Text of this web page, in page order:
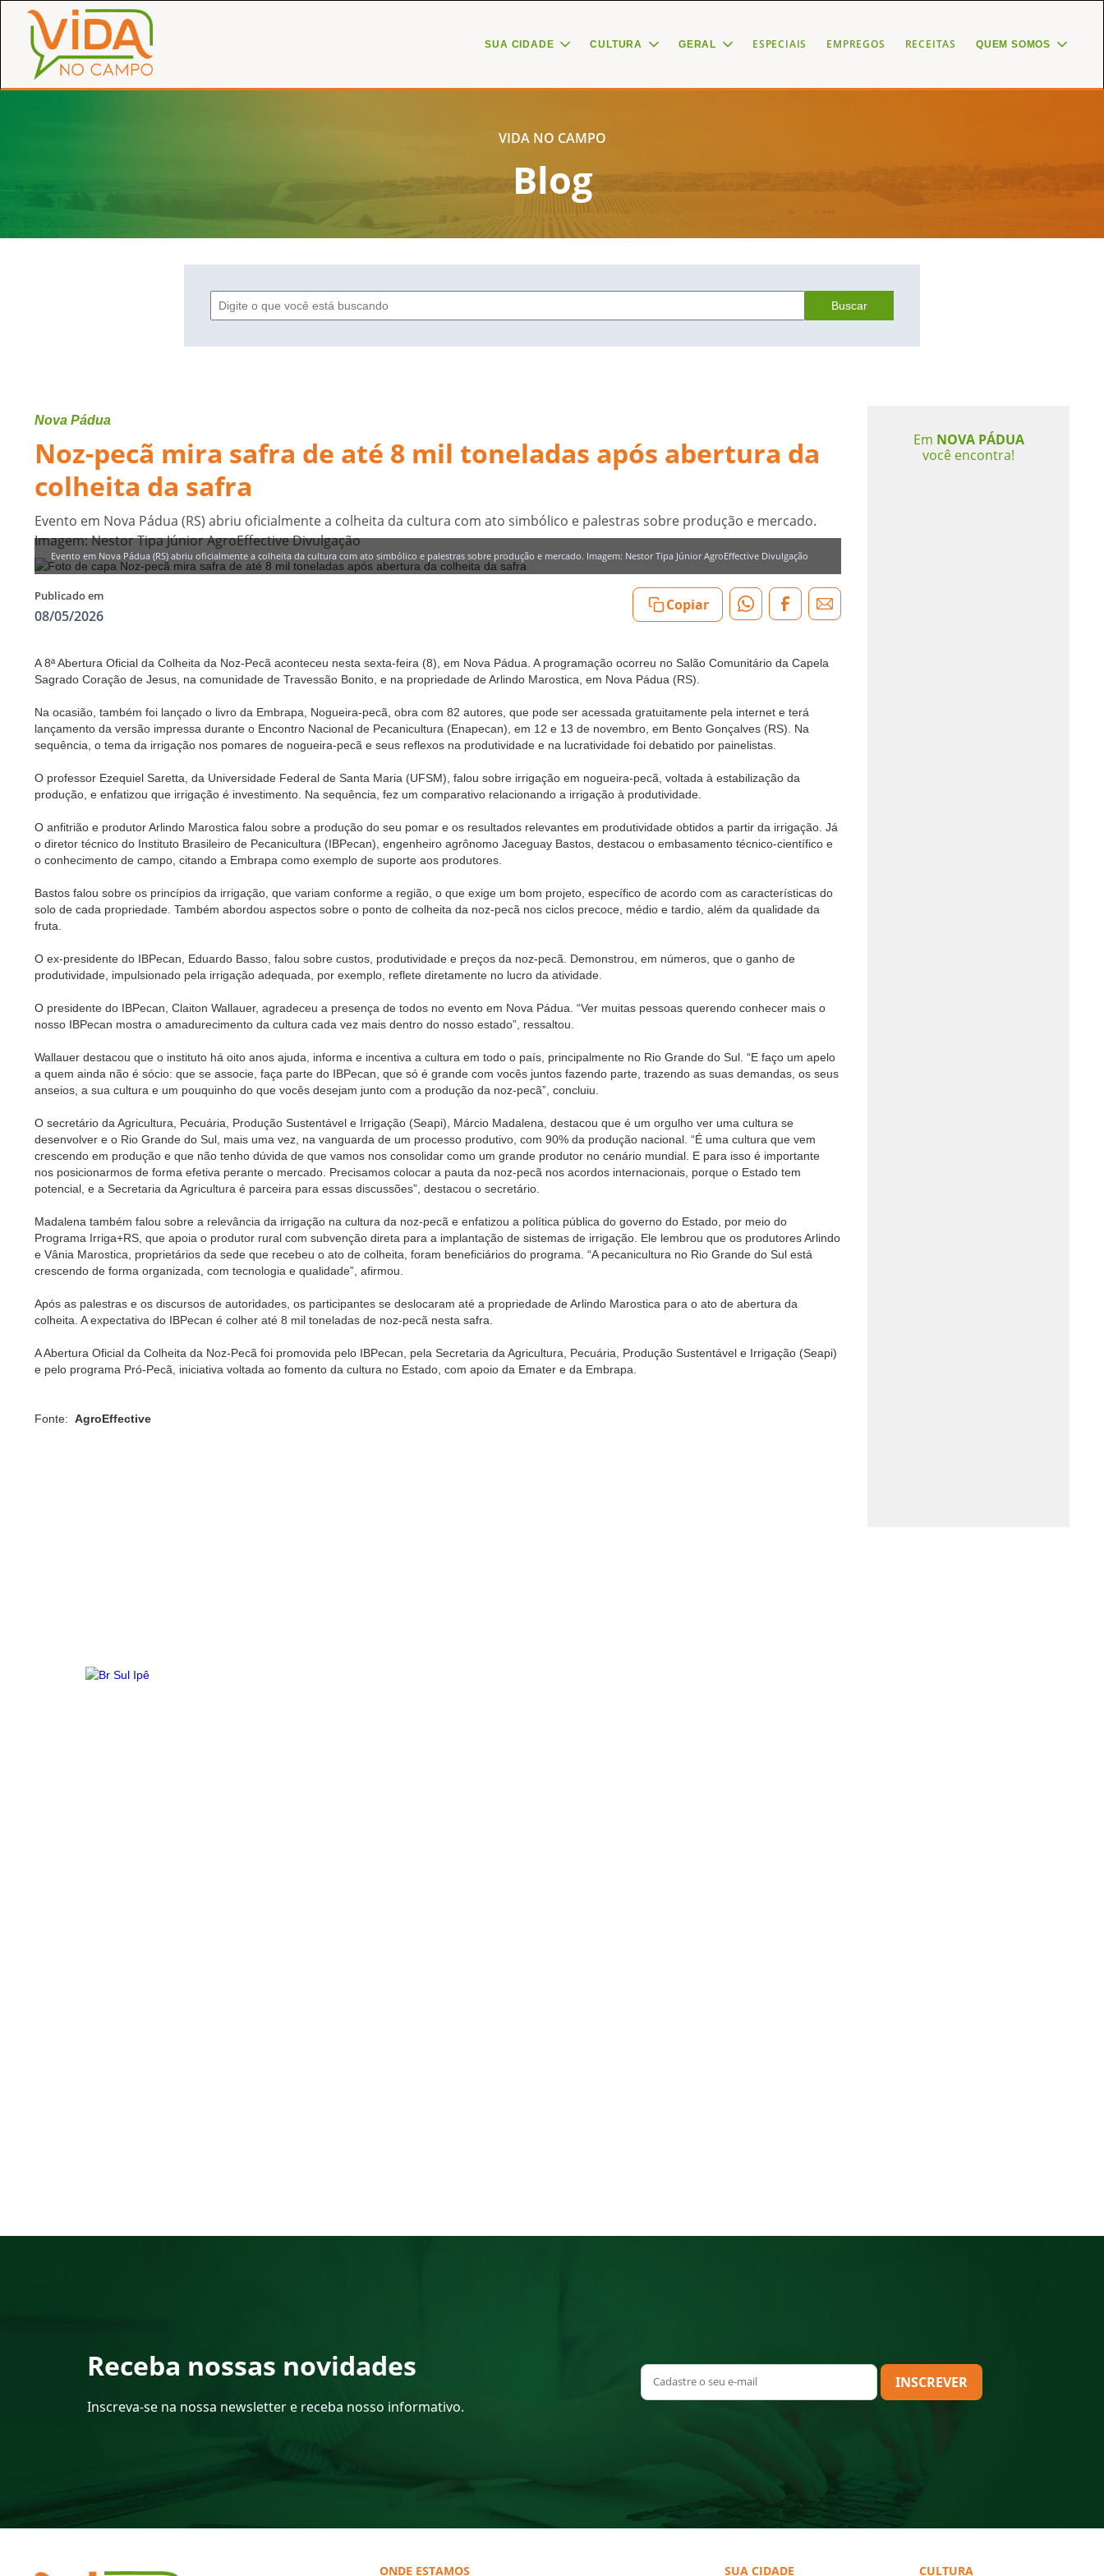
SUA CIDADE CULTURA GERAL ESPECIAIS EMPREGOS RECEITAS QUEM SOMOS
VIDA NO CAMPO
Blog
Buscar
Nova Pádua
Noz-pecã mira safra de até 8 mil toneladas após abertura da
colheita da safra
Evento em Nova Pádua (RS) abriu oficialmente a colheita da cultura com ato simbólico e palestras sobre produção e mercado.
Imagem: Nestor Tipa Júnior AgroEffective Divulgação
Evento em Nova Pádua (RS) abriu oficialmente a colheita da cultura com ato simbólico e palestras sobre produção e mercado. Imagem: Nestor Tipa Júnior AgroEffective Divulgação
Publicado em
08/05/2026
Copiar
A 8ª Abertura Oficial da Colheita da Noz-Pecã aconteceu nesta sexta-feira (8), em Nova Pádua. A programação ocorreu no Salão Comunitário da Capela
Sagrado Coração de Jesus, na comunidade de Travessão Bonito, e na propriedade de Arlindo Marostica, em Nova Pádua (RS).
Na ocasião, também foi lançado o livro da Embrapa, Nogueira-pecã, obra com 82 autores, que pode ser acessada gratuitamente pela internet e terá
lançamento da versão impressa durante o Encontro Nacional de Pecanicultura (Enapecan), em 12 e 13 de novembro, em Bento Gonçalves (RS). Na
sequência, o tema da irrigação nos pomares de nogueira-pecã e seus reflexos na produtividade e na lucratividade foi debatido por painelistas.
O professor Ezequiel Saretta, da Universidade Federal de Santa Maria (UFSM), falou sobre irrigação em nogueira-pecã, voltada à estabilização da
produção, e enfatizou que irrigação é investimento. Na sequência, fez um comparativo relacionando a irrigação à produtividade.
O anfitrião e produtor Arlindo Marostica falou sobre a produção do seu pomar e os resultados relevantes em produtividade obtidos a partir da irrigação. Já
o diretor técnico do Instituto Brasileiro de Pecanicultura (IBPecan), engenheiro agrônomo Jaceguay Bastos, destacou o embasamento técnico-científico e
o conhecimento de campo, citando a Embrapa como exemplo de suporte aos produtores.
Bastos falou sobre os princípios da irrigação, que variam conforme a região, o que exige um bom projeto, específico de acordo com as características do
solo de cada propriedade. Também abordou aspectos sobre o ponto de colheita da noz-pecã nos ciclos precoce, médio e tardio, além da qualidade da
fruta.
O ex-presidente do IBPecan, Eduardo Basso, falou sobre custos, produtividade e preços da noz-pecã. Demonstrou, em números, que o ganho de
produtividade, impulsionado pela irrigação adequada, por exemplo, reflete diretamente no lucro da atividade.
O presidente do IBPecan, Claiton Wallauer, agradeceu a presença de todos no evento em Nova Pádua. “Ver muitas pessoas querendo conhecer mais o
nosso IBPecan mostra o amadurecimento da cultura cada vez mais dentro do nosso estado”, ressaltou.
Wallauer destacou que o instituto há oito anos ajuda, informa e incentiva a cultura em todo o país, principalmente no Rio Grande do Sul. “E faço um apelo
a quem ainda não é sócio: que se associe, faça parte do IBPecan, que só é grande com vocês juntos fazendo parte, trazendo as suas demandas, os seus
anseios, a sua cultura e um pouquinho do que vocês desejam junto com a produção da noz-pecã”, concluiu.
O secretário da Agricultura, Pecuária, Produção Sustentável e Irrigação (Seapi), Márcio Madalena, destacou que é um orgulho ver uma cultura se
desenvolver e o Rio Grande do Sul, mais uma vez, na vanguarda de um processo produtivo, com 90% da produção nacional. “É uma cultura que vem
crescendo em produção e que não tenho dúvida de que vamos nos consolidar como um grande produtor no cenário mundial. E para isso é importante
nos posicionarmos de forma efetiva perante o mercado. Precisamos colocar a pauta da noz-pecã nos acordos internacionais, porque o Estado tem
potencial, e a Secretaria da Agricultura é parceira para essas discussões”, destacou o secretário.
Madalena também falou sobre a relevância da irrigação na cultura da noz-pecã e enfatizou a política pública do governo do Estado, por meio do
Programa Irriga+RS, que apoia o produtor rural com subvenção direta para a implantação de sistemas de irrigação. Ele lembrou que os produtores Arlindo
e Vânia Marostica, proprietários da sede que recebeu o ato de colheita, foram beneficiários do programa. “A pecanicultura no Rio Grande do Sul está
crescendo de forma organizada, com tecnologia e qualidade”, afirmou.
Após as palestras e os discursos de autoridades, os participantes se deslocaram até a propriedade de Arlindo Marostica para o ato de abertura da
colheita. A expectativa do IBPecan é colher até 8 mil toneladas de noz-pecã nesta safra.
A Abertura Oficial da Colheita da Noz-Pecã foi promovida pelo IBPecan, pela Secretaria da Agricultura, Pecuária, Produção Sustentável e Irrigação (Seapi)
e pelo programa Pró-Pecã, iniciativa voltada ao fomento da cultura no Estado, com apoio da Emater e da Embrapa.
Fonte: AgroEffective
Em NOVA PÁDUA
você encontra!
Receba nossas novidades
Inscreva-se na nossa newsletter e receba nosso informativo.
INSCREVER
ONDE ESTAMOS SUA CIDADE CULTURA